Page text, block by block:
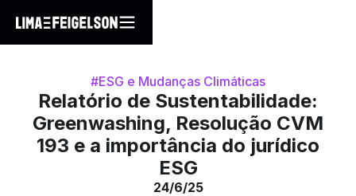
#ESG e Mudanças Climáticas
Relatório de Sustentabilidade:
Greenwashing, Resolução CVM
193 e a importância do jurídico
ESG
24/6/25